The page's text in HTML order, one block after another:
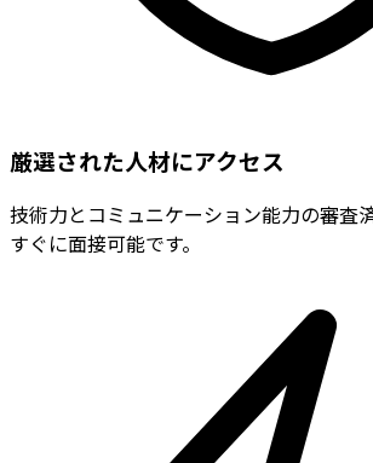
厳選された人材にアクセス
技術力とコミュニケーション能力の審査
すぐに面接可能です。